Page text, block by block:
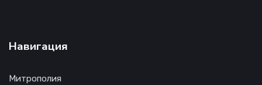
Навигация
Митрополия